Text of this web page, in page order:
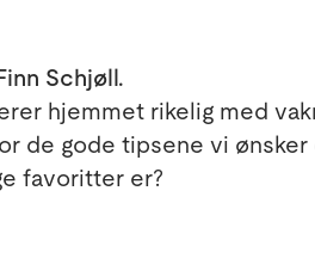
Schjøll.
hjemmet rikelig med
de gode tipsene vi ønsker
favoritter er?